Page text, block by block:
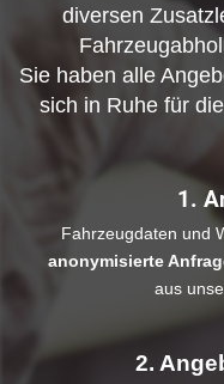
diversen
Sie haben alle
sich in Ruhe für die
1.
Fahrzeugdaten und
anonymisierte
aus
2.